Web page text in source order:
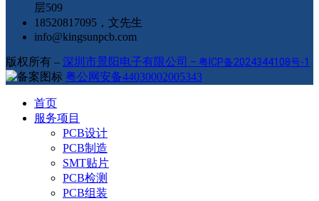
层509
18520817095，文先生
info@kingsunpcb.com
版权所有 – 深圳市景阳电子有限公司 – 粤ICP备2024344108号-1
粤公网安备44030002005343
首页
服务项目
PCB设计
PCB制造
SMT贴片
PCB检测
PCB组装